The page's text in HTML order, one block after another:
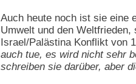
Auch heute noch ist sie eine
Umwelt und den
Israel/Palästina Konflikt von
auch tue, es wird nicht sehr
schreiben sie darüber, aber